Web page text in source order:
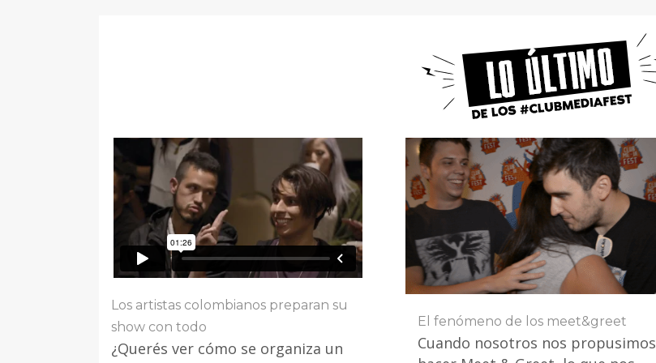
Los artistas colombianos preparan su
show con todo
¿Querés ver cómo se organiza un
El fenómeno de los meet&greet
Cuando nosotros nos propusimos